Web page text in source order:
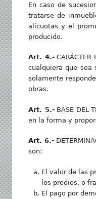
En caso de
tratarse de
alícuotas y el
producido.
Art. 4.-
cualquiera que sea
solamente
obras.
Art. 5.-BASE DEL
en la forma y
Art. 6.-
son:
El valor de las
los predios, o
El pago por